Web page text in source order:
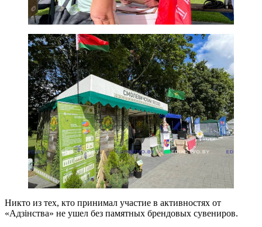
Никто из тех, кто принимал участие в активностях от
«Адзiнства» не ушел без памятных брендовых сувениров.